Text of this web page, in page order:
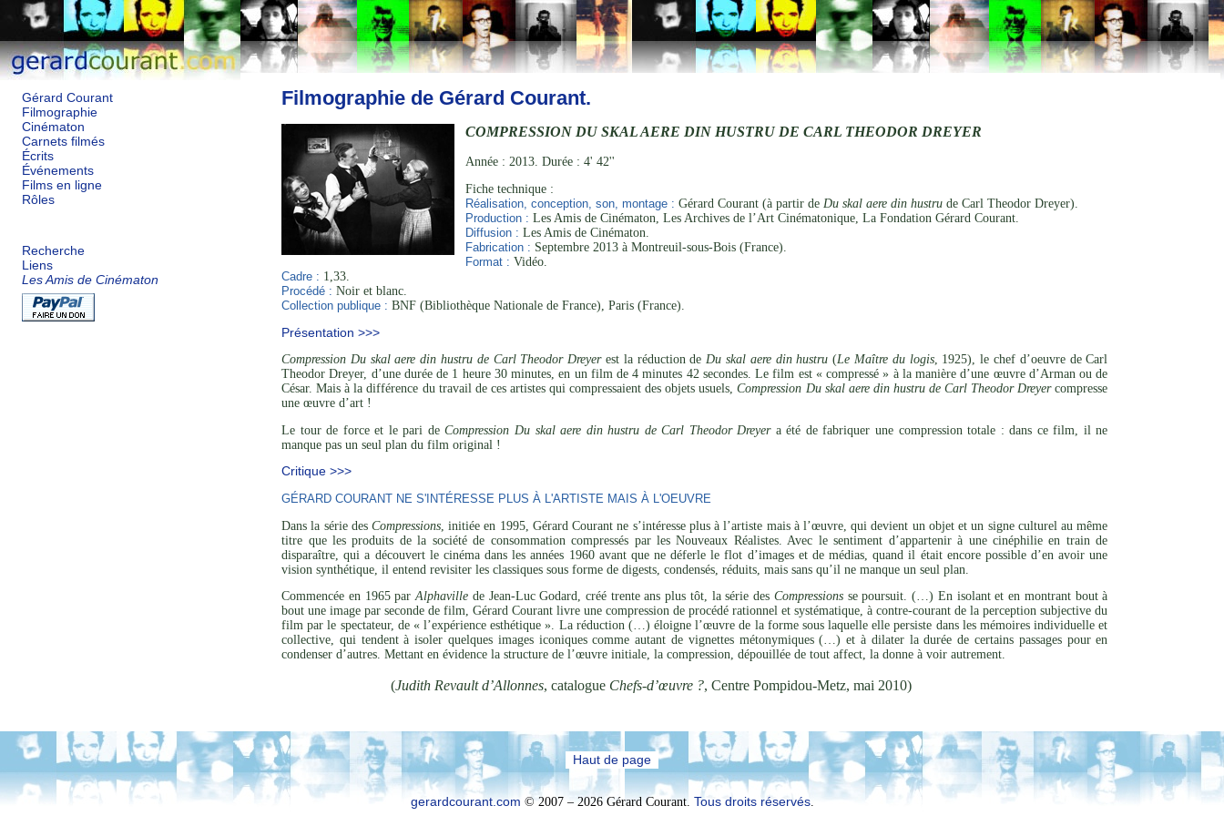
Gérard Courant
Filmographie
Cinématon
Carnets filmés
Écrits
Événements
Films en ligne
Rôles
Recherche
Liens
Les Amis de Cinématon
Filmographie de Gérard Courant.
COMPRESSION DU SKAL AERE DIN HUSTRU DE CARL THEODOR DREYER
Année : 2013. Durée : 4' 42''
Fiche technique :
Réalisation, conception, son, montage : Gérard Courant (à partir de Du skal aere din hustru de Carl Theodor Dreyer).
Production : Les Amis de Cinématon, Les Archives de l’Art Cinématonique, La Fondation Gérard Courant.
Diffusion : Les Amis de Cinématon.
Fabrication : Septembre 2013 à Montreuil-sous-Bois (France).
Format : Vidéo.
Cadre : 1,33.
Procédé : Noir et blanc.
Collection publique : BNF (Bibliothèque Nationale de France), Paris (France).
Présentation >>>
Compression Du skal aere din hustru de Carl Theodor Dreyerest la réduction deDu skal aere din hustru (Le Maître du logis, 1925), le chef d’oeuvre de Carl
Theodor Dreyer, d’une durée de 1 heure 30 minutes, en un film de 4 minutes 42 secondes. Le film est « compressé » à la manière d’une œuvre d’Arman ou de
César. Mais à la différence du travail de ces artistes qui compressaient des objets usuels,Compression Du skal aere din hustru de Carl Theodor Dreyercompresse
une œuvre d’art !
Le tour de force et le pari deCompression Du skal aere din hustru de Carl Theodor Dreyera été de fabriquer une compression totale : dans ce film, il ne
manque pas un seul plan du film original !
Critique >>>
GÉRARD COURANT NE S'INTÉRESSE PLUS À L'ARTISTE MAIS À L'OEUVRE
Dans la série desCompressions , initiée en 1995, Gérard Courant ne s’intéresse plus à l’artiste mais à l’œuvre, qui devient un objet et un signe culturel au même
titre que les produits de la société de consommation compressés par les Nouveaux Réalistes. Avec le sentiment d’appartenir à une cinéphilie en train de
disparaître, qui a découvert le cinéma dans les années 1960 avant que ne déferle le flot d’images et de médias, quand il était encore possible d’en avoir une
vision synthétique, il entend revisiter les classiques sous forme de digests, condensés, réduits, mais sans qu’il ne manque un seul plan.
Commencée en 1965 parAlphaville de Jean-Luc Godard, créé trente ans plus tôt, la série des Compressionsse poursuit. (…) En isolant et en montrant bout à
bout une image par seconde de film, Gérard Courant livre une compression de procédé rationnel et systématique, à contre-courant de la perception subjective du
film par le spectateur, de « l’expérience esthétique ». La réduction (…) éloigne l’œuvre de la forme sous laquelle elle persiste dans les mémoires individuelle et
collective, qui tendent à isoler quelques images iconiques comme autant de vignettes métonymiques (…) et à dilater la durée de certains passages pour en
condenser d’autres. Mettant en évidence la structure de l’œuvre initiale, la compression, dépouillée de tout affect, la donne à voir autrement.
(Judith Revault d’Allonnes, catalogue Chefs-d’œuvre ?, Centre Pompidou-Metz, mai 2010)
Haut de page
gerardcourant.com © 2007 – 2026 Gérard Courant. Tous droits réservés.